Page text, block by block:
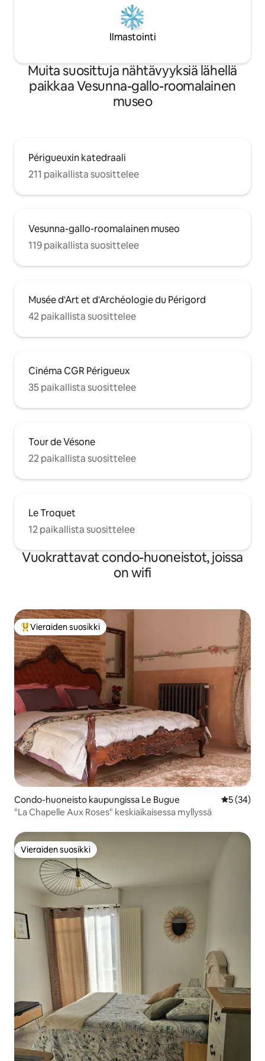
Ilmastointi
Muita suosittuja nähtävyyksiä lähellä
paikkaa Vesunna-gallo-roomalainen
museo
Périgueuxin katedraali
211 paikallista suosittelee
Vesunna-gallo-roomalainen museo
119 paikallista suosittelee
Musée d'Art et d'Archéologie du Périgord
42 paikallista suosittelee
Cinéma CGR Périgueux
35 paikallista suosittelee
Tour de Vésone
22 paikallista suosittelee
Le Troquet
12 paikallista suosittelee
Vuokrattavat condo-huoneistot, joissa
on wifi
Vieraiden suosikkien parhaimmistoa
Vieraiden suosikki
Condo-huoneisto kaupungissa Le Bugue
5 (34)
"La Chapelle Aux Roses" keskiaikaisessa myllyssä
Vieraiden suosikki
Vieraiden suosikki